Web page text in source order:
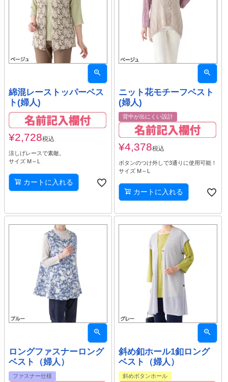
綿混レーストッパーベス
ト(婦人)
¥2,728税込
涼しげレースで素敵。
サイズ M～L
カートに入れる
ニット花モチーフベスト
(婦人)
背中が出にくい設計
¥4,378税込
ボタンのつけ外しで3通りに使用可能！
サイズ M～L
カートに入れる
ロングファスナーロング
ベスト（婦人）
ファスナー仕様
斜め釦ホール1釦ロング
ベスト（婦人）
斜めボタンホール